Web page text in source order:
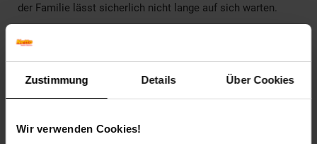
Zustimmung Details Über Cookies
Wir verwenden Cookies!
der Familie lässt sicherlich nicht lange auf sich warten.
enthält Kleinteile, die verschluckt werden können.
Erstickungsgefahr!